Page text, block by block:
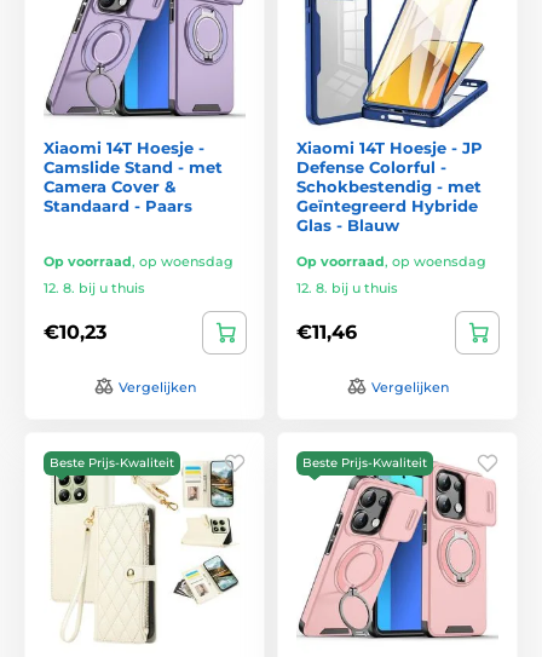
Xiaomi 14T Hoesje -
Camslide Stand - met
Camera Cover &
Standaard - Paars
Op voorraad, op woensdag
12. 8. bij u thuis
€10,23
Vergelijken
Xiaomi 14T Hoesje - JP
Defense Colorful -
Schokbestendig - met
Geïntegreerd Hybride
Glas - Blauw
Op voorraad, op woensdag
12. 8. bij u thuis
€11,46
Vergelijken
Beste Prijs-Kwaliteit Beste Prijs-Kwaliteit